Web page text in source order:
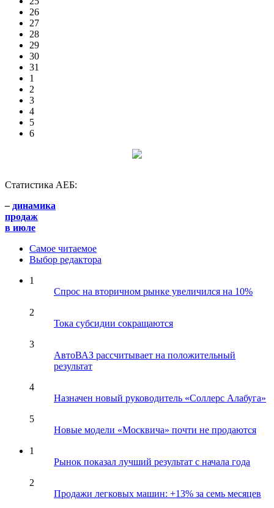
26
27
28
29
30
31
1
2
3
4
5
6
Статистика АЕБ:
– динамика
продаж
в июле
Самое читаемое
Выбор редактора
1
Спрос на вторичном рынке увеличился на 10%
2
Тока субсидии сокращаются
3
АвтоВАЗ рассчитывает на положительный
результат
4
Назначен новый руководитель «Соллерс Алабуга»
5
Новые модели «Москвича» почти не продаются
1
Рынок показал лучший результат с начала года
2
Продажи легковых машин: +13% за семь месяцев